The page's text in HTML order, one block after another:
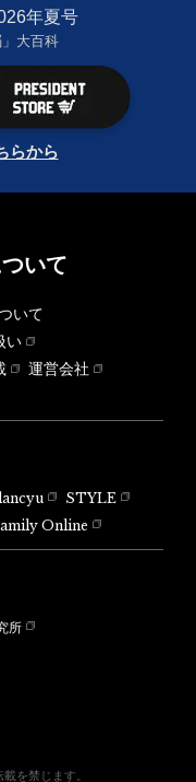
年夏号
大百科
らから
いて
いて
い
運営会社
STYLE
Online
所
を禁じます。